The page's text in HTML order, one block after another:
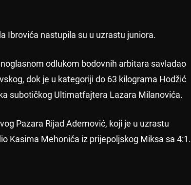
Ibrovića nastupila su u uzrastu juniora.
odlukom bodovnih arbitara savladao
dok je u kategoriji do 63 kilograma Hodžić
subotičkog Ultimatfajtera Lazara Milanovića.
Pazara Rijad Ademović, koji je u uzrastu
Kasima Mehonića iz prijepoljskog Miksa sa 4:1.